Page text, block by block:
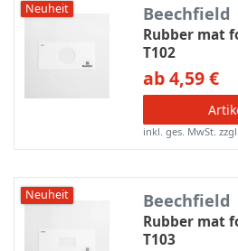
Neuheit Beechfield
Rubber mat
T102
ab 4,59 €
inkl. ges. MwSt.
Neuheit Beechfield
Rubber mat
T103